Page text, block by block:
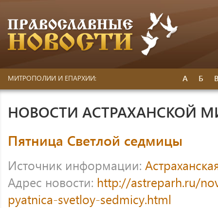
МИТРОПОЛИИ И ЕПАРХИИ: А Б
НОВОСТИ АСТРАХАНСКОЙ
Пятница Светлой седмицы
Источник информации:
Адрес новости: http://astreparh.ru/
pyatnica-svetloy-sedmicy.html